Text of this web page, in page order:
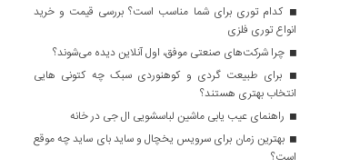
کدام توری برای شما مناسب است؟ بررسی قیمت و خرید
انواع توری فلزی
چرا شرکت‌های صنعتی موفق، اول آنلاین دیده می‌شوند؟
برای طبیعت گردی و کوهنوردی سبک چه کتونی هایی
انتخاب بهتری هستند؟
راهنمای عیب یابی ماشین لباسشویی ال جی در خانه
بهترین زمان برای سرویس یخچال و ساید بای ساید چه موقع
است؟